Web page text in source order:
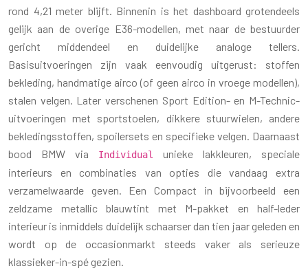
rond 4,21 meter blijft. Binnenin is het dashboard grotendeels
gelijk aan de overige E36-modellen, met naar de bestuurder
gericht middendeel en duidelijke analoge tellers.
Basisuitvoeringen zijn vaak eenvoudig uitgerust: stoffen
bekleding, handmatige airco (of geen airco in vroege modellen),
stalen velgen. Later verschenen Sport Edition- en M-Technic-
uitvoeringen met sportstoelen, dikkere stuurwielen, andere
bekledingsstoffen, spoilersets en specifieke velgen. Daarnaast
bood BMW via
Individual
unieke lakkleuren, speciale
interieurs en combinaties van opties die vandaag extra
verzamelwaarde geven. Een Compact in bijvoorbeeld een
zeldzame metallic blauwtint met M-pakket en half-leder
interieur is inmiddels duidelijk schaarser dan tien jaar geleden en
wordt op de occasionmarkt steeds vaker als serieuze
klassieker-in-spé gezien.